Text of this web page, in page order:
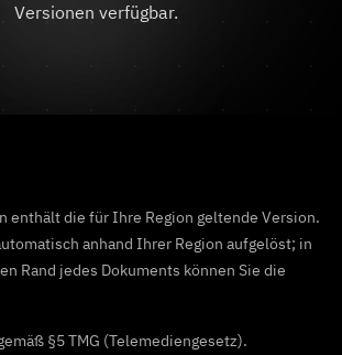
Versionen verfügbar.
enthält die für Ihre Region geltende Version.
anhand Ihrer Region aufgelöst; in
Rand jedes Dokuments können Sie die
§5 TMG (Telemediengesetz).